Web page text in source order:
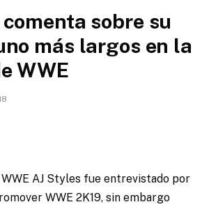
sobre su
más largos en la
WWE
AJ Styles fue entrevistado por
WWE 2K19, sin embargo